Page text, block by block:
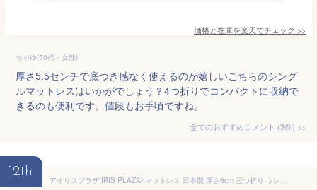
価格と在庫を楽天でチェック >>
ちゃゆ(50代・女性)
厚さ5.5センチで底つき感なく使えるのが嬉しいこちらのシング
ルマットレスはいかがでしょう？4つ折りでコンパクトに収納で
きるのも便利です。値段もお手頃ですね。
全てのおすすめコメント (3件) >
12th
アイリスプラザ(IRIS PLAZA) マットレス 日本製 厚さ6cm 三つ折り ウレタン 腰部かため 適度な硬さ 体圧分散 重ねて使える シングル ホワイト